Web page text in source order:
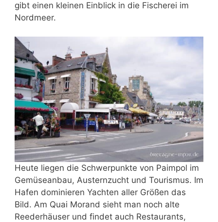
gibt einen kleinen Einblick in die Fischerei im
Nordmeer.
Heute liegen die Schwerpunkte von Paimpol im
Gemüseanbau, Austernzucht und Tourismus. Im
Hafen dominieren Yachten aller Größen das
Bild. Am Quai Morand sieht man noch alte
Reederhäuser und findet auch Restaurants,